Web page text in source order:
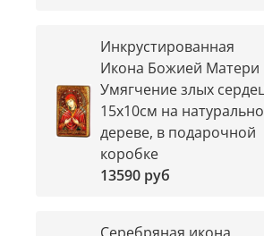
Инкрустированная
Икона Божией Матери
Умягчение злых
15х10см на
дереве, в подарочной
коробке
13590 руб